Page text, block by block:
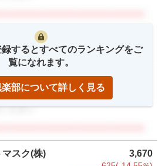
ださい
ださい
スク(株) 3,670
するとすべてのランキングをご
覧になれます。
部について詳しく見る